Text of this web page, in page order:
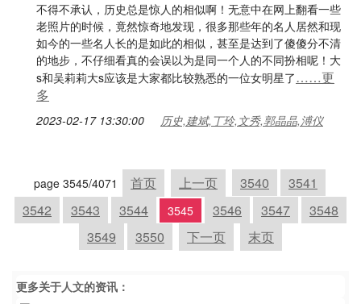
不得不承认，历史总是惊人的相似啊！无意中在网上翻看一些
老照片的时候，竟然惊奇地发现，很多那些年的名人居然和现
如今的一些名人长的是如此的相似，甚至是达到了傻傻分不清
的地步，不仔细看真的会误以为是同一个人的不同扮相呢！大
s和吴莉莉大s应该是大家都比较熟悉的一位女明星了……更
多
2023-02-17 13:30:00 历史,建斌,丁玲,文秀,郭晶晶,溥仪
page 3545/4071 首页 上一页 3540
3541
3542
3543 3544 3545 3546 3547
3548
3549
3550 下一页 末页
更多关于人文的资讯：